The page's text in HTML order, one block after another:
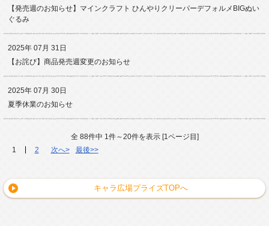
【発売週のお知らせ】マインクラフト ひんやりクリーパーデフォルメBIGぬい
ぐるみ
2025年 07月 31日
【お詫び】商品発売週変更のお知らせ
2025年 07月 30日
夏季休業のお知らせ
全 88件中 1件～20件を表示 [1ページ目]
1
2 次へ> 最後>>
キャラ広場プライズTOPへ